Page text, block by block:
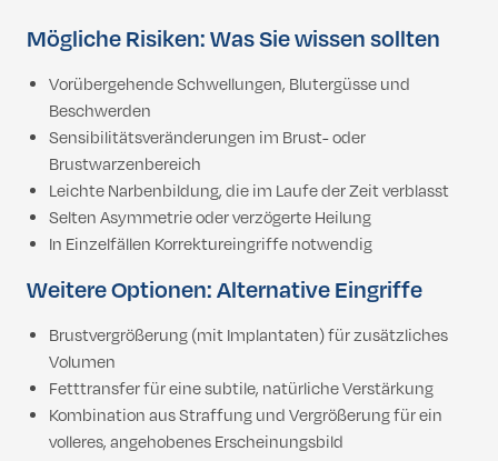
Mögliche Risiken: Was Sie wissen sollten
Vorübergehende Schwellungen, Blutergüsse und
Beschwerden
Sensibilitätsveränderungen im Brust- oder
Brustwarzenbereich
Leichte Narbenbildung, die im Laufe der Zeit verblasst
Selten Asymmetrie oder verzögerte Heilung
In Einzelfällen Korrektureingriffe notwendig
Weitere Optionen: Alternative Eingriffe
Brustvergrößerung (mit Implantaten) für zusätzliches
Volumen
Fetttransfer für eine subtile, natürliche Verstärkung
Kombination aus Straffung und Vergrößerung für ein
volleres, angehobenes Erscheinungsbild